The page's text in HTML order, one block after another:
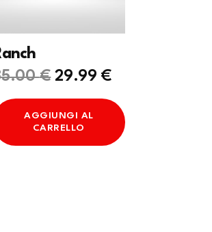
€ Il
originale
era:
35.00 €.
29.99 €
attuale
è:
29.99 €.
AGGIUNGI AL
CARRELLO